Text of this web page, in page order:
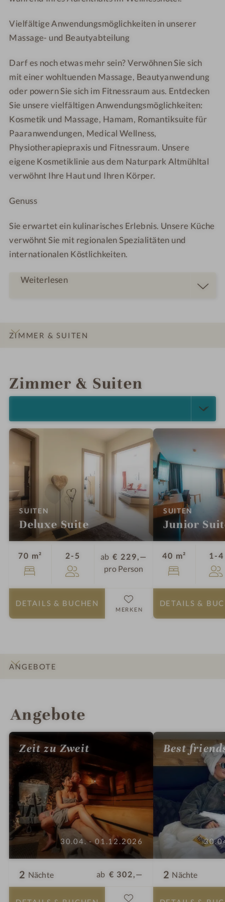
Vielfältige Anwendungsmöglichkeiten in unserer
Massage- und Beautyabteilung
Darf es noch etwas mehr sein? Verwöhnen Sie sich
mit einer wohltuenden Massage, Beautyanwendung
oder powern Sie sich im Fitnessraum aus. Entdecken
Sie unsere vielfältigen Anwendungsmöglichkeiten:
Kosmetik und Massage, Hamam, Romantiksuite für
Paaranwendungen, Medical Wellness,
Physiotherapiepraxis und Fitnessraum. Unsere
eigene Kosmetiklinie aus dem Naturpark Altmühltal
verwöhnt Ihre Haut und Ihren Körper.
Genuss
Sie erwartet ein kulinarisches Erlebnis. Unsere Küche
verwöhnt Sie mit regionalen Spezialitäten und
internationalen Köstlichkeiten.
Weiterlesen
ZIMMER & SUITEN
Zimmer & Suiten
SUITEN
Deluxe Suite
70 m² 2-5 Personen
ab € 229,—
pro Person
DETAILS & BUCHEN
MERKEN
SUITEN
Junior
40 m² 1-4
DETAILS &
ANGEBOTE
Angebote
Zeit zu Zweit
30.04. - 01.12.2026
2 Nächte ab € 302,—
Best
2 Nächte